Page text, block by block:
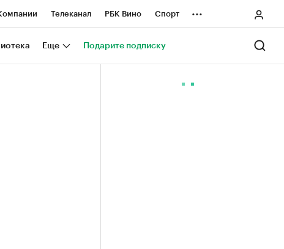
Телеканал РБК Вино Спорт
проекты Город
...
Еще Подарите подписку